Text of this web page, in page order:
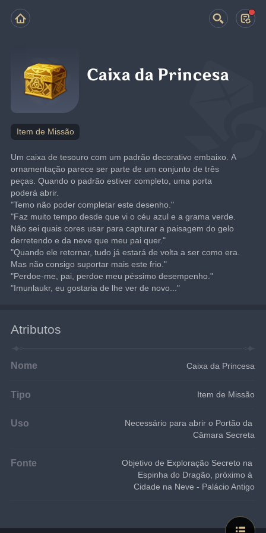
Caixa da Princesa
Item de Missão
Um caixa de tesouro com um padrão decorativo embaixo. A
ornamentação parece ser parte de um conjunto de três
peças. Quando o padrão estiver completo, uma porta
poderá abrir.
"Temo não poder completar este desenho."
"Faz muito tempo desde que vi o céu azul e a grama verde.
Não sei quais cores usar para capturar a paisagem do gelo
derretendo e da neve que meu pai quer."
"Quando ele retornar, tudo já estará de volta a ser como era.
Mas não consigo suportar mais este frio."
"Perdoe-me, pai, perdoe meu péssimo desempenho."
"Imunlaukr, eu gostaria de lhe ver de novo..."
Atributos
Nome Caixa da Princesa
Tipo Item de Missão
Uso
Necessário para abrir o Portão da
Câmara Secreta
Fonte
Objetivo de Exploração Secreto na
Espinha do Dragão, próximo à
Cidade na Neve - Palácio Antigo